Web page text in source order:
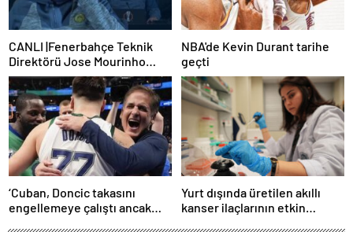
CANLI |Fenerbahçe Teknik
Direktörü Jose Mourinho
basın toplantısı düzenliyor
NBA'de Kevin Durant tarihe
geçti
‘Cuban, Doncic takasını
engellemeye çalıştı ancak
Yurt dışında üretilen akıllı
kanser ilaçlarının etkin